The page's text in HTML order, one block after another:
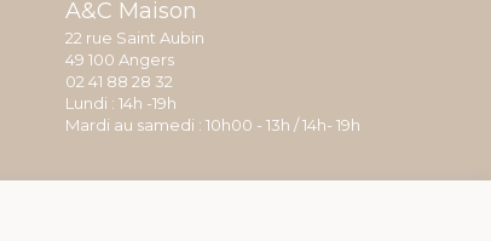
A&C Maison
22 rue Saint Aubin
49 100 Angers
02 41 88 28 32
Lundi : 14h -19h
Mardi au samedi : 10h00 - 13h / 14h- 19h